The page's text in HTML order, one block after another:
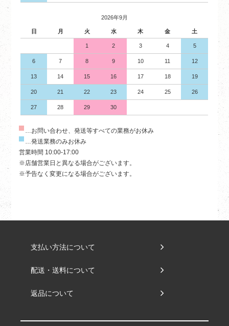
2026年9月
日 月 火 水 木 金 土
1 2 3 4 5
6 7 8 9 10 11 12
13 14 15 16 17 18 19
20 21 22 23 24 25 26
27 28 29 30
…お問い合わせ、発送等すべての業務がお休み
…発送業務のみお休み
営業時間 10:00-17:00
※店舗営業日と異なる場合がございます。
※予告なく変更になる場合がございます。
支払い方法について
配送・送料について
返品について